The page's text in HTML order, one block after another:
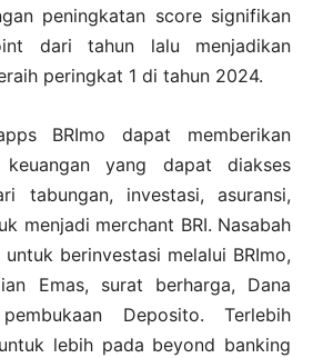
peningkatan score signifikan
dari tahun lalu menjadikan
peringkat 1 di tahun 2024.
BRImo dapat memberikan
keuangan yang dapat diakses
tabungan, investasi, asuransi,
menjadi merchant BRI. Nasabah
berinvestasi melalui BRImo,
Emas, surat berharga, Dana
Deposito. Terlebih
lebih pada beyond banking